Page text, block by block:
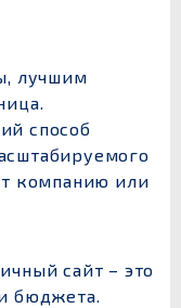
лучшим
способ
компанию или
сайт – это
бюджета.